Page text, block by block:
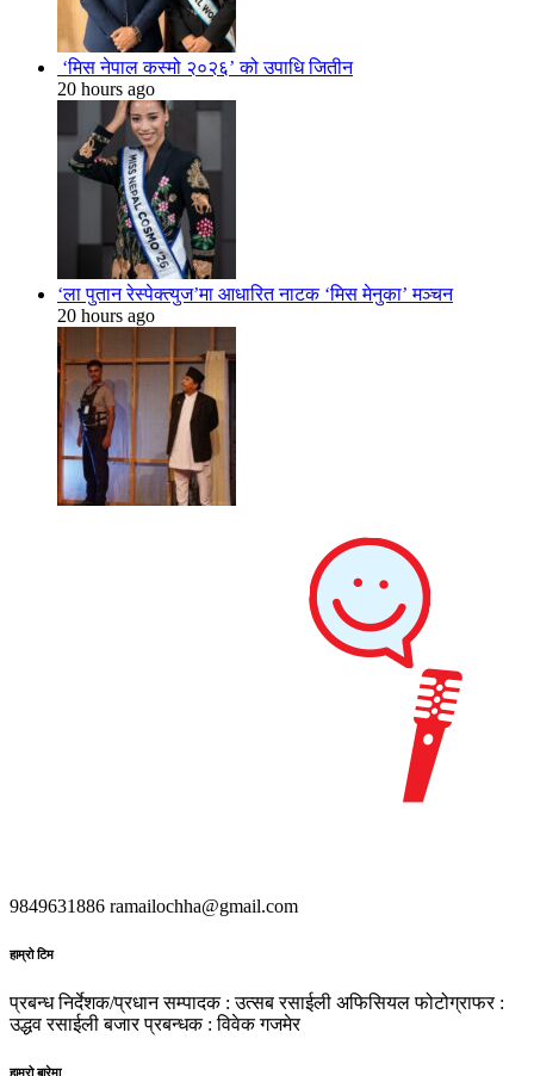
‘मिस नेपाल कस्मो २०२६’ को उपाधि जितीन
20 hours ago
‘ला पुतान रेस्पेक्त्युज’मा आधारित नाटक ‘मिस मेनुका’ मञ्चन
20 hours ago
9849631886 ramailochha@gmail.com
हाम्रो टिम
प्रबन्ध निर्देशक/प्रधान सम्पादक : उत्सब रसाईली अफिसियल फोटोग्राफर :
उद्धव रसाईली बजार प्रबन्धक : विवेक गजमेर
हाम्रो बारेमा